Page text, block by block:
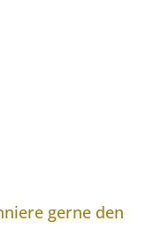
gerne den